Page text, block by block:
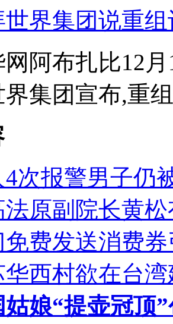
世界集团说重
网阿布扎比12
界集团宣布,重
4次报警男子仍
法原副院长黄
免费发送消费
华西村欲在台
姑娘“提壶冠顶